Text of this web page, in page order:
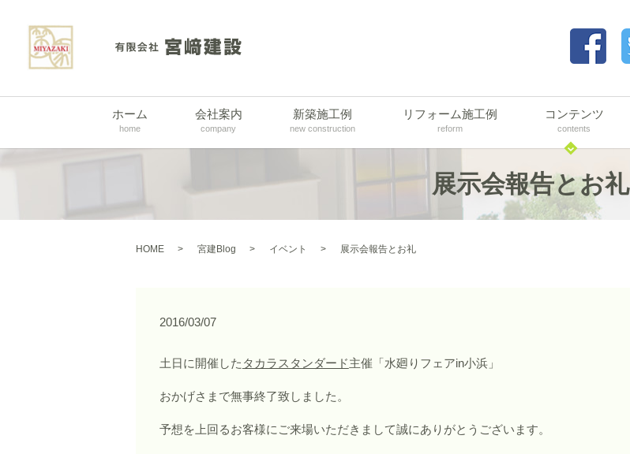
ホーム
home
会社案内
company
新築施工例
new construction
リフォーム施工例
reform
コンテンツ
contents
展示会報告とお礼
HOME 宮建Blog イベント 展示会報告とお礼
2016/03/07
土日に開催した タカラスタンダード主催「水廻りフェアin小浜」
おかげさまで無事終了致しました。
予想を上回るお客様にご来場いただきまして誠にありがとうございます。